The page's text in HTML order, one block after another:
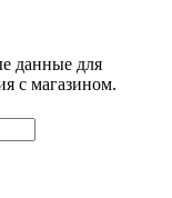
данные для
с магазином.